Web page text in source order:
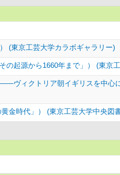
(東京工芸大学カラボギャラリー)
の起源から1660年まで」） (東京
ヴィクトリア朝イギリスを中心
金時代」） (東京工芸大学中央図